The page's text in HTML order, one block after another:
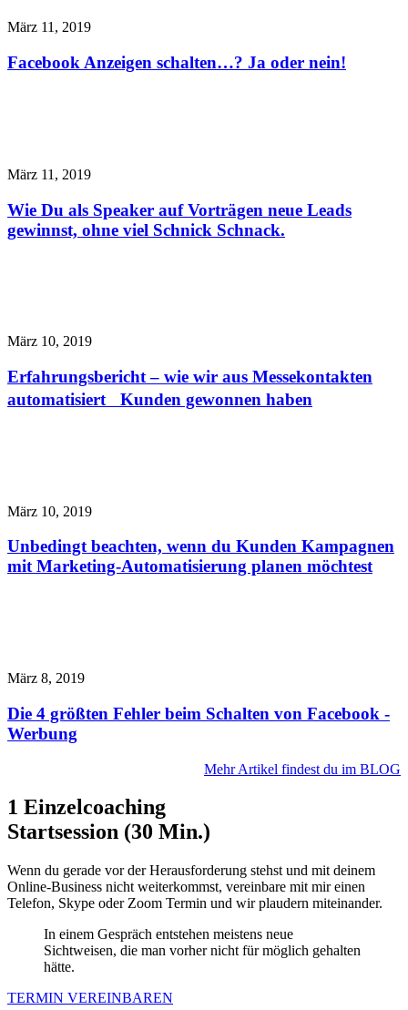
März 11, 2019
Facebook Anzeigen schalten…? Ja oder nein!
März 11, 2019
Wie Du als Speaker auf Vorträgen neue Leads
gewinnst, ohne viel Schnick Schnack.
März 10, 2019
Erfahrungsbericht – wie wir aus Messekontakten
automatisiert Kunden gewonnen haben
März 10, 2019
Unbedingt beachten, wenn du Kunden Kampagnen
mit Marketing-Automatisierung planen möchtest
März 8, 2019
Die 4 größten Fehler beim Schalten von Facebook -
Werbung
Mehr Artikel findest du im BLOG
1 Einzelcoaching
Startsession (30 Min.)
Wenn du gerade vor der Herausforderung stehst und mit deinem
Online-Business nicht weiterkommst, vereinbare mit mir einen
Telefon, Skype oder Zoom Termin und wir plaudern miteinander.
In einem Gespräch entstehen meistens neue
Sichtweisen, die man vorher nicht für möglich gehalten
hätte.
TERMIN VEREINBAREN